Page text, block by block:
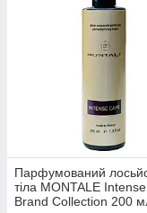
Парфумований
тіла MONTALE
Brand Collection 200